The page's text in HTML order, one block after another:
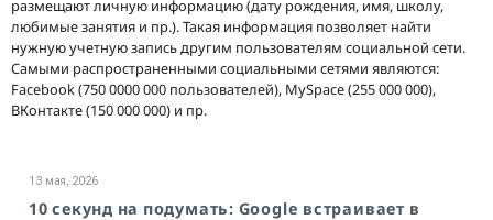
размещают личную информацию (дату рождения, имя, школу,
любимые занятия и пр.). Такая информация позволяет найти
нужную учетную запись другим пользователям социальной сети.
Самыми распространенными социальными сетями являются:
Facebook (750 0000 000 пользователей), MySpace (255 000 000),
ВКонтакте (150 000 000) и пр.
13 мая, 2026
10 секунд на подумать: Google встраивает в